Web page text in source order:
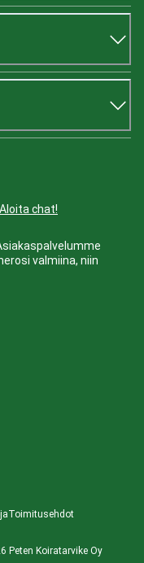
Aloita chat!
valmiina, niin
Peten Koiratarvike Oy
Toimitusehdot